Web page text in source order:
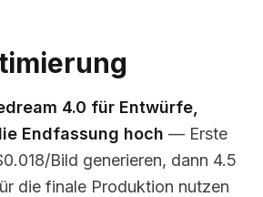
4.0 für Entwürfe,
Endfassung hoch — Erste
Bild generieren, dann 4.5
die finale Produktion nutzen